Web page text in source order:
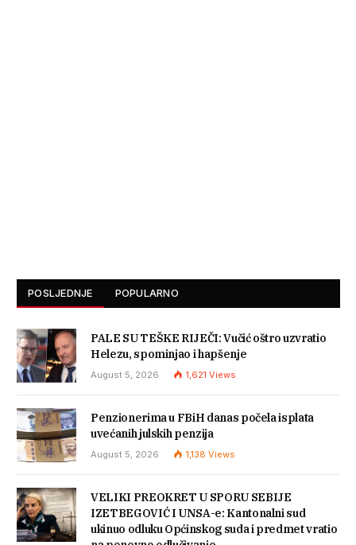
POSLJEDNJE POPULARNO
PALE SU TEŠKE RIJEČI: Vučić oštro uzvratio
Helezu, spominjao i hapšenje
August 5, 2026 1,621 Views
Penzionerima u FBiH danas počela isplata
uvećanih julskih penzija
August 5, 2026 1,138 Views
VELIKI PREOKRET U SPORU SEBIJE
IZETBEGOVIĆ I UNSA-e: Kantonalni sud
ukinuo odluku Općinskog suda i predmet vratio